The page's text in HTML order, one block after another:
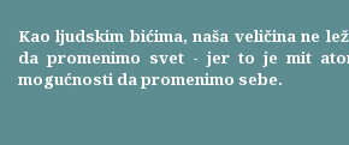
Kao ljudskim bićima, naša veličina ne
da promenimo svet - jer to je mit
mogućnosti da promenimo sebe.